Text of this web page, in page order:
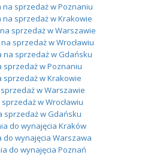
na sprzedaż w Poznaniu
sprzedaż w Krakowie
sprzedaż w Warszawie
sprzedaż w Wrocławiu
na sprzedaż w Gdańsku
sprzedaż w Poznaniu
sprzedaż w Krakowie
w Warszawie
w Wrocławiu
sprzedaż w Gdańsku
do wynajęcia Kraków
do wynajęcia Warszawa
do wynajęcia Poznań